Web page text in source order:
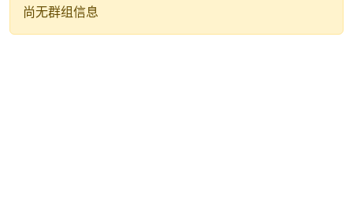
尚无群组信息